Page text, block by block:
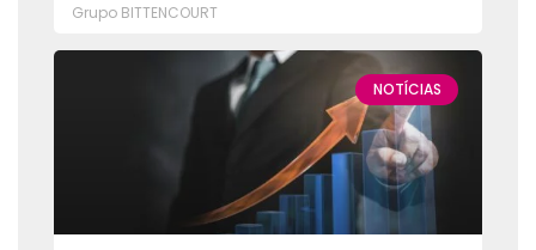
Grupo BITTENCOURT
NOTÍCIAS